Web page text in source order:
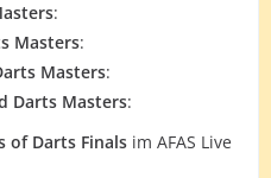
:
Masters:
Masters:
Darts Masters:
of Darts Finals im AFAS Live